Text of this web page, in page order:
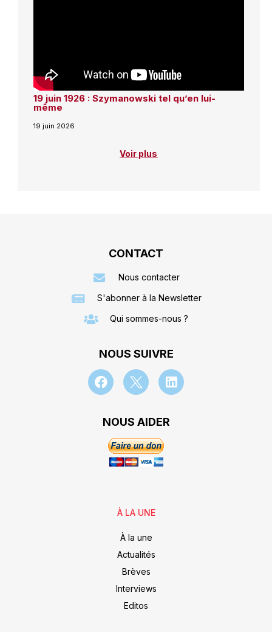
19 juin 1926 : Szymanowski tel qu’en lui-
même
19 juin 2026
Voir plus
CONTACT
Nous contacter
S'abonner à la Newsletter
Qui sommes-nous ?
NOUS SUIVRE
NOUS AIDER
À LA UNE
À la une
Actualités
Brèves
Interviews
Editos